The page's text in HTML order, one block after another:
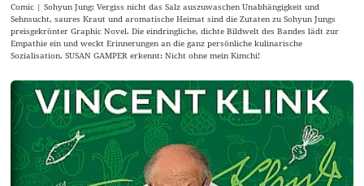
Comic | Sohyun Jung: Vergiss nicht das Salz auszuwaschen Unabhängigkeit und
Sehnsucht, saures Kraut und aromatische Heimat sind die Zutaten zu Sohyun Jungs
preisgekrönter Graphic Novel. Die eindringliche, dichte Bildwelt des Bandes lädt zur
Empathie ein und weckt Erinnerungen an die ganz persönliche kulinarische
Sozialisation. SUSAN GAMPER erkennt: Nicht ohne mein Kimchi!